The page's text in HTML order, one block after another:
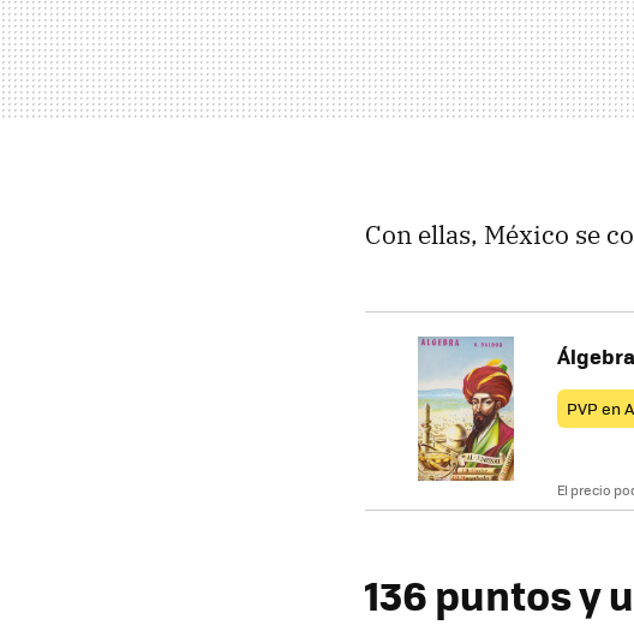
Con ellas, México se
Álgebra
PVP en
El precio
136 puntos y